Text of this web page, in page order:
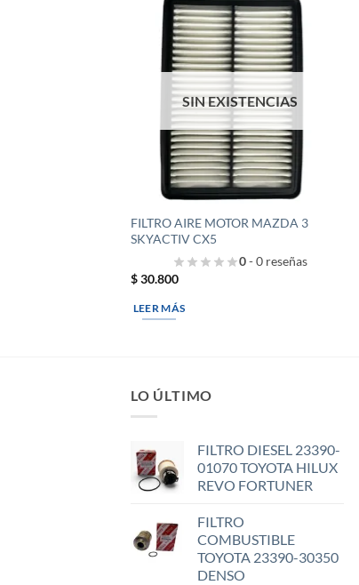
SIN EXISTENCIAS
FILTRO AIRE MOTOR MAZDA 3
SKYACTIV CX5
0- 0 reseñas
$30.800
LEER MÁS
LO ÚLTIMO
FILTRO DIESEL 23390-
01070 TOYOTA HILUX
REVO FORTUNER
FILTRO
COMBUSTIBLE
TOYOTA 23390-30350
DENSO